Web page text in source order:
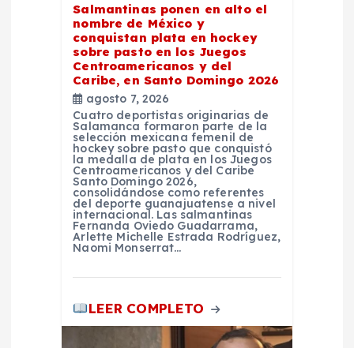
Salmantinas ponen en alto el
nombre de México y
conquistan plata en hockey
sobre pasto en los Juegos
Centroamericanos y del
Caribe, en Santo Domingo 2026
agosto 7, 2026
Cuatro deportistas originarias de
Salamanca formaron parte de la
selección mexicana femenil de
hockey sobre pasto que conquistó
la medalla de plata en los Juegos
Centroamericanos y del Caribe
Santo Domingo 2026,
consolidándose como referentes
del deporte guanajuatense a nivel
internacional. Las salmantinas
Fernanda Oviedo Guadarrama,
Arlette Michelle Estrada Rodríguez,
Naomi Monserrat…
LEER COMPLETO